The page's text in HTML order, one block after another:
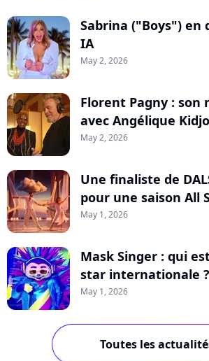
Sabrina ("Boys") en
IA
May 2, 2026
Florent Pagny : son
avec Angélique Kidjo
May 2, 2026
Une finaliste de
pour une saison All
May 1, 2026
Mask Singer : qui
star internationale ?
May 1, 2026
Toutes les